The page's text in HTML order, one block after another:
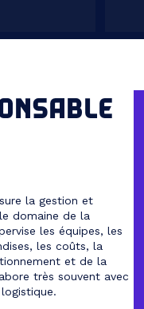
la gestion et
domaine de la
les équipes, les
les coûts, la
et de la
très souvent avec